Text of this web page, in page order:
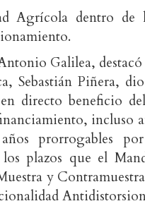
Agrícola dentro de
Galilea,
Sebastián Piñera,
directo beneficio
incluso
prorrogables
plazos que el
y